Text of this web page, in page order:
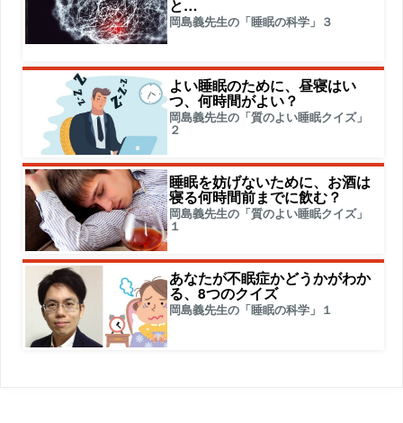
と…
岡島義先生の「睡眠の科学」３
よい睡眠のために、昼寝はい
つ、何時間がよい？
岡島義先生の「質のよい睡眠クイズ」
２
睡眠を妨げないために、お酒は
寝る何時間前までに飲む？
岡島義先生の「質のよい睡眠クイズ」
１
あなたが不眠症かどうかがわか
る、8つのクイズ
岡島義先生の「睡眠の科学」１